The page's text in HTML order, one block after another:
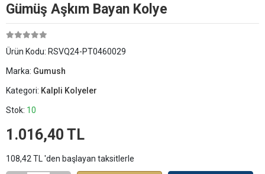
Gümüş Aşkım Bayan Kolye
Ürün Kodu: RSVQ24-PT0460029
Marka: Gumush
Kategori: Kalpli Kolyeler
Stok: 10
1.016,40 TL
108,42 TL 'den başlayan taksitlerle